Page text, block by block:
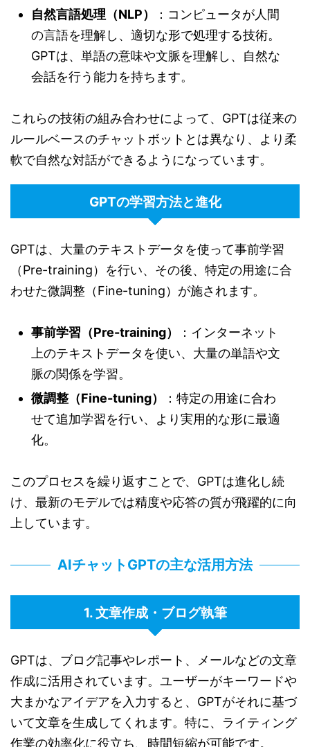
自然言語処理（NLP）
：コンピュータが人間
の言語を理解し、適切な形で処理する技術。
GPTは、単語の意味や文脈を理解し、自然な
会話を行う能力を持ちます。
これらの技術の組み合わせによって、GPTは従来の
ルールベースのチャットボットとは異なり、より柔
軟で自然な対話ができるようになっています。
GPTの学習方法と進化
GPTは、大量のテキストデータを使って事前学習
（Pre-training）を行い、その後、特定の用途に合
わせた微調整（Fine-tuning）が施されます。
事前学習（Pre-training）
：インターネット
上のテキストデータを使い、大量の単語や文
脈の関係を学習。
微調整（Fine-tuning）
：特定の用途に合わ
せて追加学習を行い、より実用的な形に最適
化。
このプロセスを繰り返すことで、GPTは進化し続
け、最新のモデルでは精度や応答の質が飛躍的に向
上しています。
AIチャットGPTの主な活用方法
1. 文章作成・ブログ執筆
GPTは、ブログ記事やレポート、メールなどの文章
作成に活用されています。ユーザーがキーワードや
大まかなアイデアを入力すると、GPTがそれに基づ
いて文章を生成してくれます。特に、ライティング
作業の効率化に役立ち、時間短縮が可能です。